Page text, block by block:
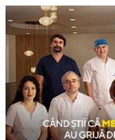
c
h